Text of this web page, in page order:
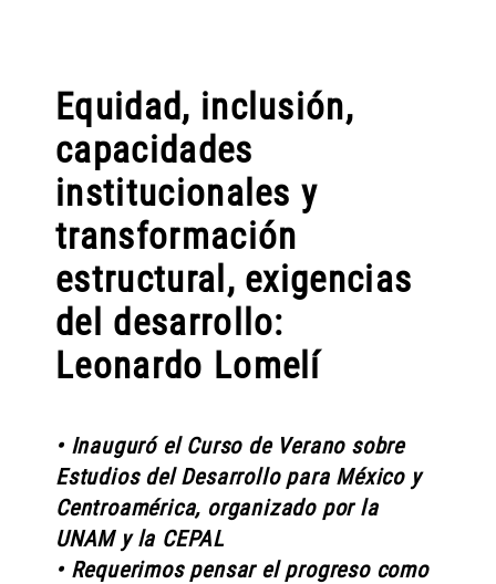
Equidad, inclusión,
capacidades
institucionales y
transformación
estructural, exigencias
del desarrollo:
Leonardo Lomelí
• Inauguró el Curso de Verano sobre
Estudios del Desarrollo para México y
Centroamérica, organizado por la
UNAM y la CEPAL
• Requerimos pensar el progreso como